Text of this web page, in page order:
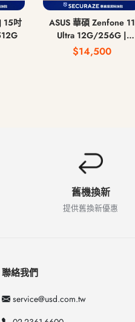
ASUS 華碩 Zenfone 11
Ultra 12G/256G |
16G/512G 6.8吋
$14,500
舊機換新
提供舊換新優惠
聯絡我們
service@usd.com.tw